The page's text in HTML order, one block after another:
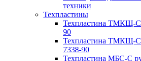
техники
Техпластины
Техпластина ТМКЩ-С
90
Техпластина ТМКЩ-
7338-90
Техпластина МБС-С